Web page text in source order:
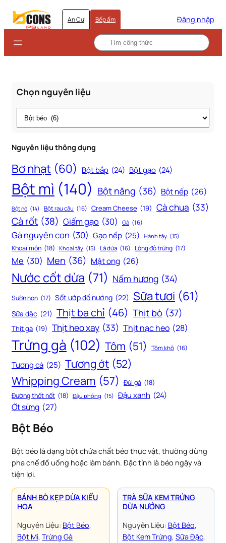
An Cư Bếp ấm Đăng nhập
Chọn nguyên liệu
Thẻ
Nguyên liệu thông dụng
Bơ nhạt (60) Bột bắp (24) Bột gạo (24)
Bột mì (140) Bột năng (36) Bột nếp (26)
Bột nở (14) Bột rau câu (16) Cream Cheese (19) Cà chua (33)
Cà rốt (38) Giấm gạo (30) Gà (16)
Gà nguyên con (30) Gạo nếp (25) Hành tây (15)
Khoai môn (18) Khoai tây (15) Lá dứa (16) Lòng đỏ trứng (17)
Me (30) Men (36) Mật ong (26)
Nước cốt dừa (71) Nấm hương (34)
Sườn non (17) Sốt ướp đồ nướng (22) Sữa tươi (61)
Sữa đặc (21) Thịt ba chỉ (46) Thịt bò (37)
Thịt gà (19) Thịt heo xay (33) Thịt nạc heo (28)
Trứng gà (102) Tôm (51) Tôm khô (16)
Tương cà (25) Tương ớt (52)
Whipping Cream (57) Đùi gà (18)
Đường thốt nốt (18) Đậu phộng (15) Đậu xanh (24)
Ớt sừng (27)
Bột Béo
Bột béo là dạng bột chứa chất béo thực vật, thường dùng
pha chế đồ uống hoặc làm bánh. Đặc tính là béo ngậy và
tiện lợi.
BÁNH BÒ KẸP DỪA KIỂU
HOA
Nguyên Liệu: Bột Béo
Bột Mì, Trứng Gà
TRÀ SỮA KEM TRỨNG
DỪA NƯỚNG
Nguyên Liệu: Bột Béo
Bột Kem Trứng, Sữa Đặc